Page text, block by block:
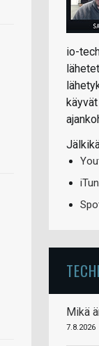
io-
Mikä
7.8.2026